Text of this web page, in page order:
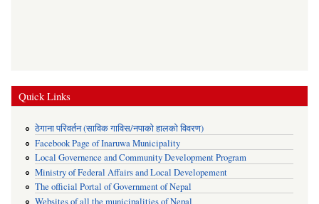
Quick Links
ठेगाना परिवर्तन (साविक गाविस/नपाको हालको विवरण)
Facebook Page of Inaruwa Municipality
Local Governence and Community Development Program
Ministry of Federal Affairs and Local Developement
The official Portal of Government of Nepal
Websites of all the municipalities of Nepal